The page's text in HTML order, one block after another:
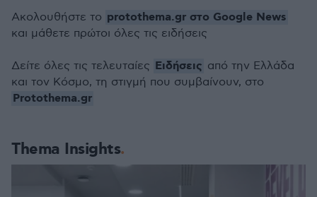
Thema Insights
Ακολουθήστε το protothema.gr στο Google News
και μάθετε πρώτοι όλες τις ειδήσεις
Δείτε όλες τις τελευταίες Ειδήσεις από την Ελλάδα
και τον Κόσμο, τη στιγμή που συμβαίνουν, στο
Protothema.gr